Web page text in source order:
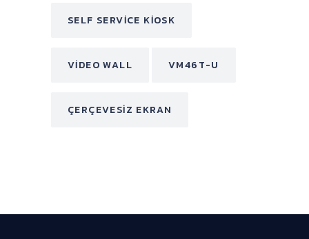
SELF SERVICE KIOSK
VIDEO WALL VM46T-U
ÇERÇEVESIZ EKRAN